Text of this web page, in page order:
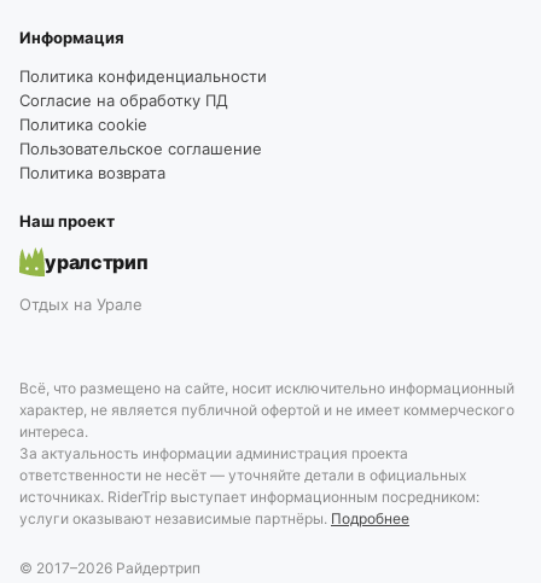
Информация
Политика конфиденциальности
Согласие на обработку ПД
Политика cookie
Пользовательское соглашение
Политика возврата
Наш проект
уралстрип
Отдых на Урале
Всё, что размещено на сайте, носит исключительно информационный
характер, не является публичной офертой и не имеет коммерческого
интереса.
За актуальность информации администрация проекта
ответственности не несёт — уточняйте детали в официальных
источниках. RiderTrip выступает информационным посредником:
услуги оказывают независимые партнёры. Подробнее
© 2017–2026 Райдертрип